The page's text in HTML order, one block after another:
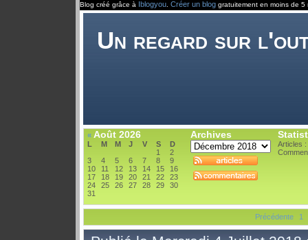
Blog créé grâce à Iblogyou Créer un blog gratuitement en moins de 5
Un regard sur
« Août 2026
L M M J V S
D
1
2
3
4 5 6 7 8
9
10
11 12 13 14 15
16
17
18 19 20 21 22
23
24
25 26 27 28 29
30
31
Archives
Articles :
Précédente 1